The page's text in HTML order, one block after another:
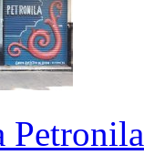
Petronila